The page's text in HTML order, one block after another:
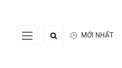
MỚI NHẤT